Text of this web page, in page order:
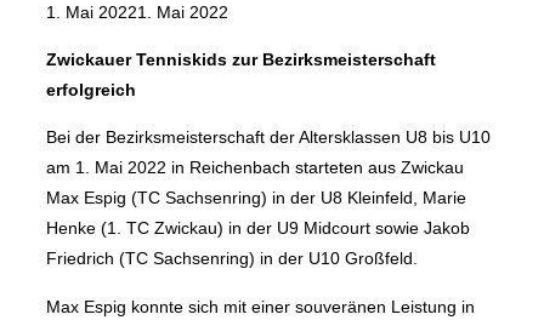
1. Mai 20221. Mai 2022
Zwickauer Tenniskids zur Bezirksmeisterschaft
erfolgreich
Bei der Bezirksmeisterschaft der Altersklassen U8 bis U10
am 1. Mai 2022 in Reichenbach starteten aus Zwickau
Max Espig (TC Sachsenring) in der U8 Kleinfeld, Marie
Henke (1. TC Zwickau) in der U9 Midcourt sowie Jakob
Friedrich (TC Sachsenring) in der U10 Großfeld.
Max Espig konnte sich mit einer souveränen Leistung in